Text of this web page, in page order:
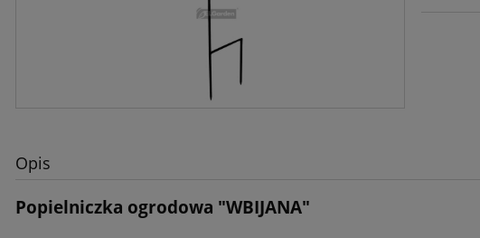
Opis
Popielniczka ogrodowa "WBIJANA"